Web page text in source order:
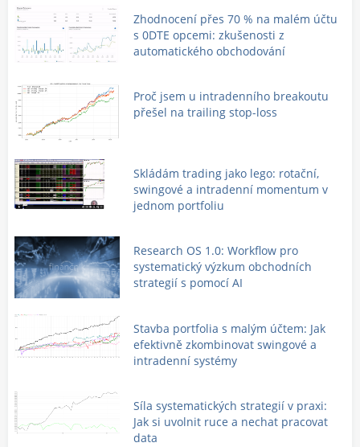
Zhodnocení přes 70 % na malém účtu
s 0DTE opcemi: zkušenosti z
automatického obchodování
Proč jsem u intradenního breakoutu
přešel na trailing stop-loss
Skládám trading jako lego: rotační,
swingové a intradenní momentum v
jednom portfoliu
Research OS 1.0: Workflow pro
systematický výzkum obchodních
strategií s pomocí AI
Stavba portfolia s malým účtem: Jak
efektivně zkombinovat swingové a
intradenní systémy
Síla systematických strategií v praxi:
Jak si uvolnit ruce a nechat pracovat
data